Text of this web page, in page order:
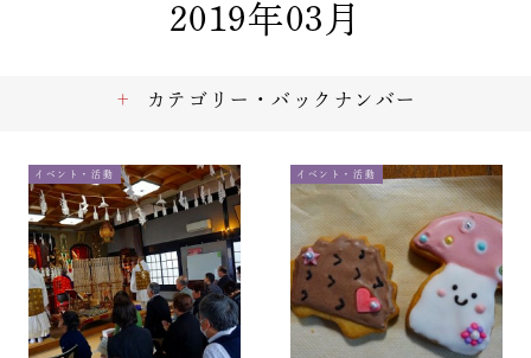
2019年03月
イベント・活動 イベント・活動
カテゴリー・バックナンバー